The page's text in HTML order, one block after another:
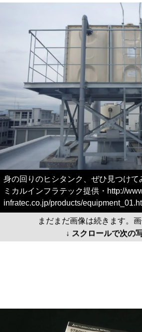
身の回りのヒシタンク、ぜひ見つけて
ミカルインフラテック提供・http://
infratec.co.jp/products/
まだまだ画像は続きます。画
↓ スクロールで次の